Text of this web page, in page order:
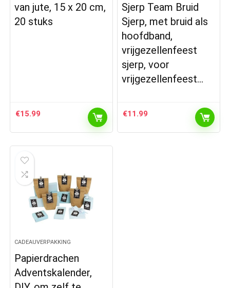
van jute, 15 x 20 cm,
20 stuks
€15.99
Sjerp Team Bruid
Sjerp, met bruid als
hoofdband,
vrijgezellenfeest
sjerp, voor
vrijgezellenfeest…
€11.99
CADEAUVERPAKKING
Papierdrachen
Adventskalender,